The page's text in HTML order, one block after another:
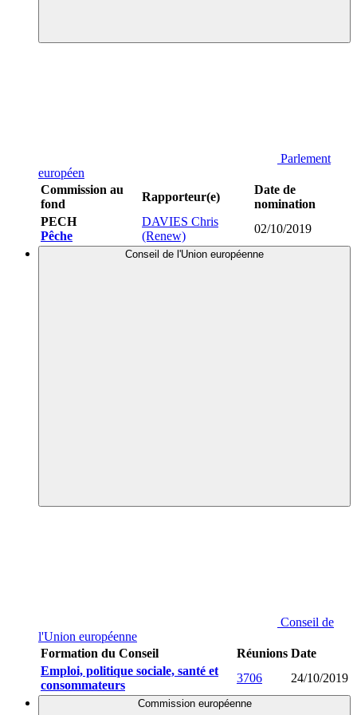
Parlement
européen
Commission au
fond
Rapporteur(e)
Date de
nomination
PECH
Pêche
DAVIES Chris
(Renew)
02/10/2019
Conseil de l'Union européenne
Conseil de
l'Union européenne
Formation du Conseil
Réunions Date
Emploi, politique sociale, santé et
consommateurs
3706 24/10/2019
Commission européenne